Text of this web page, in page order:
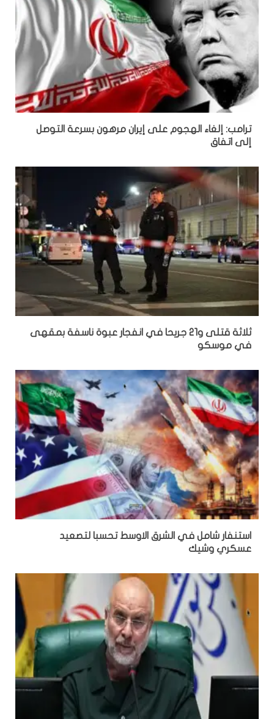
ترامب: إلغاء الهجوم على إيران مرهون بسرعة التوصل
إلى اتفاق
ثلاثة قتلى و21 جريحا في انفجار عبوة ناسفة بمقهى
في موسكو
استنفار شامل في الشرق الاوسط تحسبا لتصعيد
عسكري وشيك